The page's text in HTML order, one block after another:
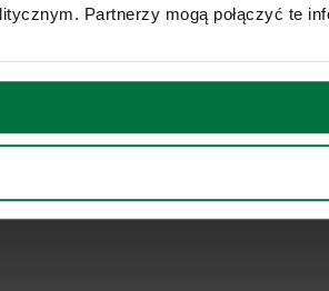
Partnerzy mogą połączyć te